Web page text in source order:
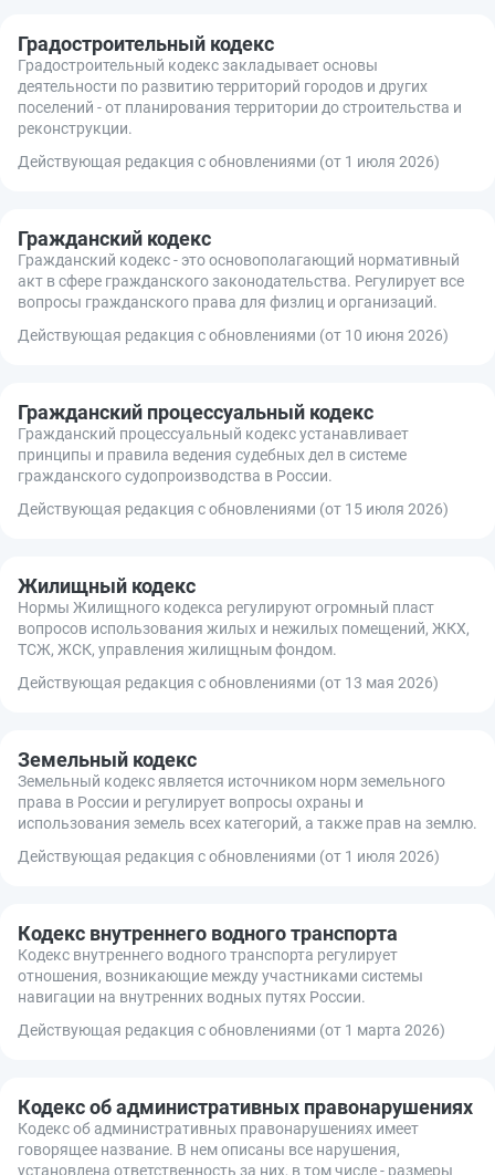
Градостроительный кодекс
Градостроительный кодекс закладывает основы
деятельности по развитию территорий городов и других
поселений - от планирования территории до строительства и
реконструкции.
Действующая редакция с обновлениями (от 1 июля 2026)
Гражданский кодекс
Гражданский кодекс - это основополагающий нормативный
акт в сфере гражданского законодательства. Регулирует все
вопросы гражданского права для физлиц и организаций.
Действующая редакция с обновлениями (от 10 июня 2026)
Гражданский процессуальный кодекс
Гражданский процессуальный кодекс устанавливает
принципы и правила ведения судебных дел в системе
гражданского судопроизводства в России.
Действующая редакция с обновлениями (от 15 июля 2026)
Жилищный кодекс
Нормы Жилищного кодекса регулируют огромный пласт
вопросов использования жилых и нежилых помещений, ЖКХ,
ТСЖ, ЖСК, управления жилищным фондом.
Действующая редакция с обновлениями (от 13 мая 2026)
Земельный кодекс
Земельный кодекс является источником норм земельного
права в России и регулирует вопросы охраны и
использования земель всех категорий, а также прав на землю.
Действующая редакция с обновлениями (от 1 июля 2026)
Кодекс внутреннего водного транспорта
Кодекс внутреннего водного транспорта регулирует
отношения, возникающие между участниками системы
навигации на внутренних водных путях России.
Действующая редакция с обновлениями (от 1 марта 2026)
Кодекс об административных правонарушениях
Кодекс об административных правонарушениях имеет
говорящее название. В нем описаны все нарушения,
установлена ответственность за них, в том числе - размеры